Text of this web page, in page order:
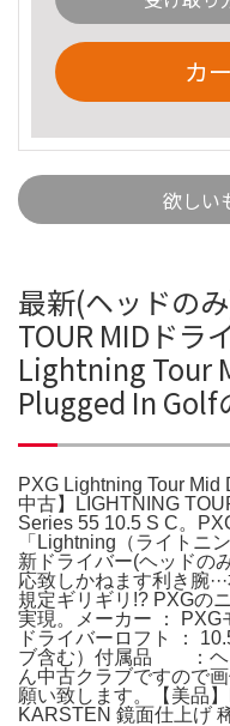
カ
欲しい
最新(ヘッドの
TOUR MIDドラ
Lightning Tour
Plugged In Golf
PXG Lightning Tour Mid
中古】LIGHTNING
Series 55 10.5 S C。
「Lightning（ライトニ
新ドライバー(ヘッドの
応致しかねます利き腕
規定ギリギリ!? PXGの
実現。メーカー ： PXG
ドライバーロフト ：
ブ含む）付属品 ：ヘ
ん中古クラブですので
願い致します。【美品
KARSTEN 鏡面仕上げ